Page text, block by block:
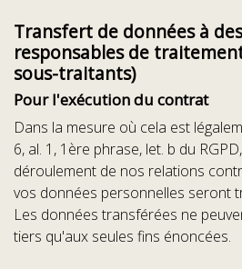
Transfert de données à
responsables de
sous-traitants)
Pour l'exécution du contrat
Dans la mesure où cela est
6, al. 1, 1ère phrase, let. b du
déroulement de nos relations
vos données personnelles seront
Les données transférées ne
tiers qu'aux seules fins énoncées.